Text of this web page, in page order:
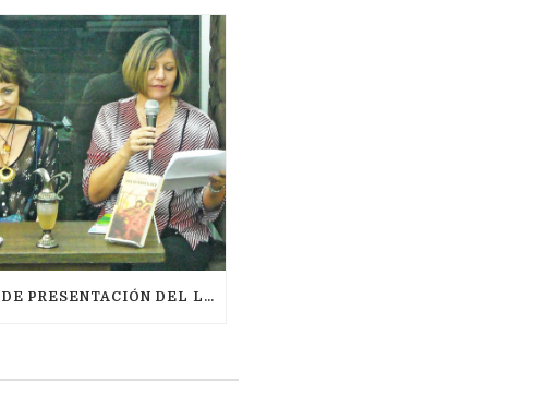
TEXTO DE PRESENTACIÓN DEL LIBRO. ENTRETEJIENDO VIDAS Y FICCIONES: PARA NO PERDER EL HILO, DE KRINA BER